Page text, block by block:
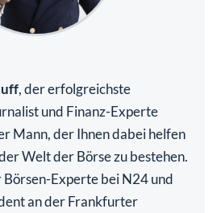
, der erfolgreichste
und Finanz-Experte
Mann, der Ihnen dabei helfen
Welt der Börse zu bestehen.
Experte bei N24 und
an der Frankfurter